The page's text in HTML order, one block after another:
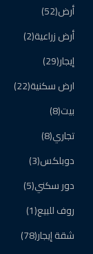
أرض(52)
أرض زراعية(2)
إيجار(29)
ارض سكنية(22)
بيت(8)
تجاري(8)
دوبلكس(3)
دور سكني(5)
روف للبيع(1)
شقة إيجار(78)